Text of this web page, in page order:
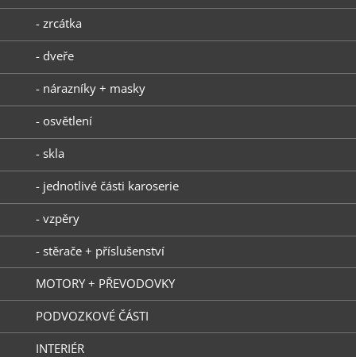
- zrcátka
- dveře
- nárazníky + masky
- osvětlení
- skla
- jednotlivé části karoserie
- vzpěry
- stěrače + příslušenství
MOTORY + PŘEVODOVKY
PODVOZKOVÉ ČÁSTI
INTERIÉR